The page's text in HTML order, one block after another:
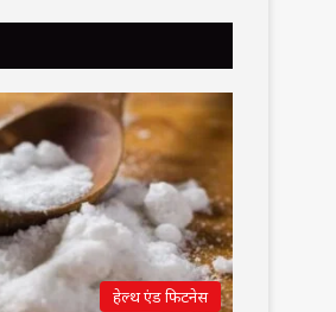
हेल्थ एंड फिटनेस